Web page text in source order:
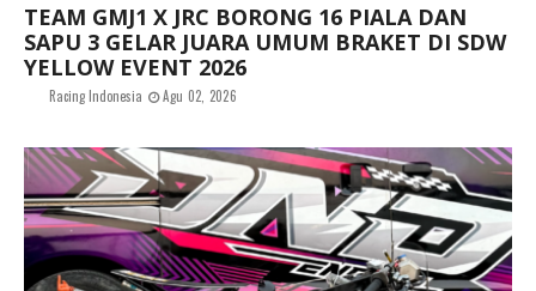
TEAM GMJ1 X JRC BORONG 16 PIALA DAN
SAPU 3 GELAR JUARA UMUM BRAKET DI SDW
YELLOW EVENT 2026
Racing Indonesia Agu 02, 2026